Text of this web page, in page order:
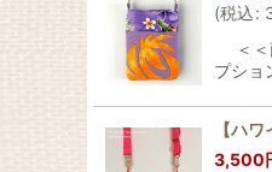
(税込:
＜＜
プショ
【ハ
3,500